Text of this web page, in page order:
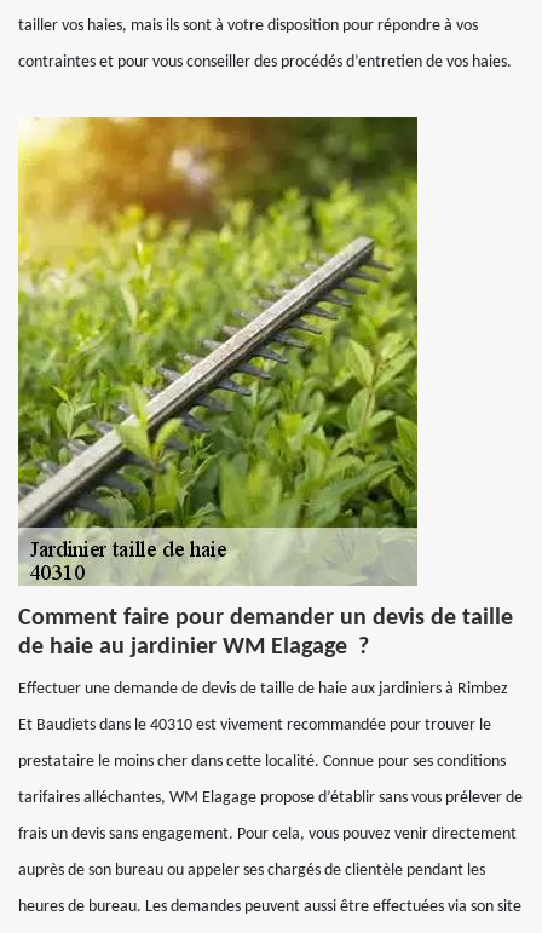
tailler vos haies, mais ils sont à votre disposition pour répondre à vos
contraintes et pour vous conseiller des procédés d’entretien de vos haies.
Comment faire pour demander un devis de taille
de haie au jardinier WM Elagage ?
Effectuer une demande de devis de taille de haie aux jardiniers à Rimbez
Et Baudiets dans le 40310 est vivement recommandée pour trouver le
prestataire le moins cher dans cette localité. Connue pour ses conditions
tarifaires alléchantes, WM Elagage propose d’établir sans vous prélever de
frais un devis sans engagement. Pour cela, vous pouvez venir directement
auprès de son bureau ou appeler ses chargés de clientèle pendant les
heures de bureau. Les demandes peuvent aussi être effectuées via son site